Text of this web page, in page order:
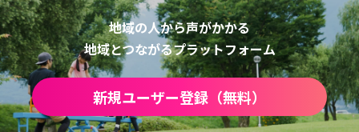
地域の人から声がかかる
地域とつながるプラットフォーム
新規ユーザー登録（無料）